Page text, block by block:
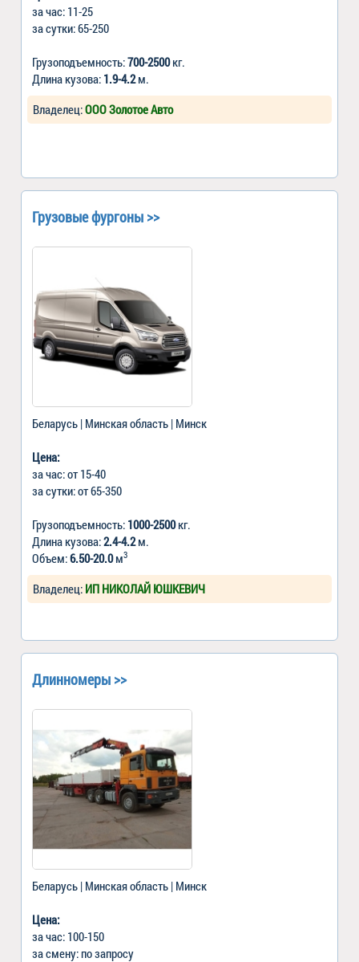
за час: 11-25
за сутки: 65-250
Грузоподъемность:700-2500кг.
Длина кузова: 1.9-4.2м.
Владелец:ООО Золотое Авто
Грузовые фургоны >>
Беларусь | Минская область | Минск
Цена:
за час: от 15-40
за сутки: от 65-350
Грузоподъемность: 1000-2500кг.
Длина кузова:2.4-4.2м.
Объем:6.50-20.0м3
Владелец: ИП НИКОЛАЙ ЮШКЕВИЧ
Длинномеры >>
Беларусь | Минская область | Минск
Цена:
за час: 100-150
за смену: по запросу